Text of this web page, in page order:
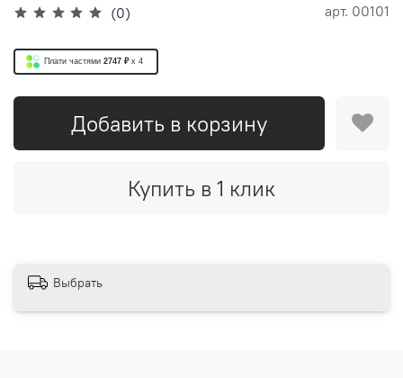
(0) арт. 00101
Плати частями 2747 ₽ x 4
Добавить в корзину
Купить в 1 клик
Выбрать